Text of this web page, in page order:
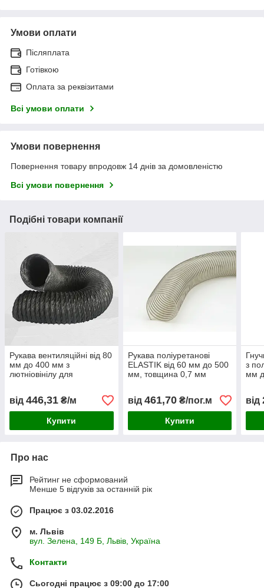
Умови оплати
Післяплата
Готівкою
Оплата за реквізитами
Всі умови оплати
Умови повернення
Повернення товару впродовж 14 днів за домовленістю
Всі умови повернення
Подібні товари компанії
Рукава вентиляційні від 80
мм до 400 мм з
лютніовінілу для
від 446,31 ₴/м
Купити
Рукава поліуретанові
ELASTIK від 60 мм до 500
мм, товщина 0,7 мм
від 461,70₴/пог.м
Купити
з
мм
від
Про нас
Рейтинг не сформований
Менше 5 відгуків за останній рік
Працює з 03.02.2016
м. Львів
вул. Зелена, 149 Б, Львів, Україна
Контакти
Сьогодні працює з 09:00 до 17:00